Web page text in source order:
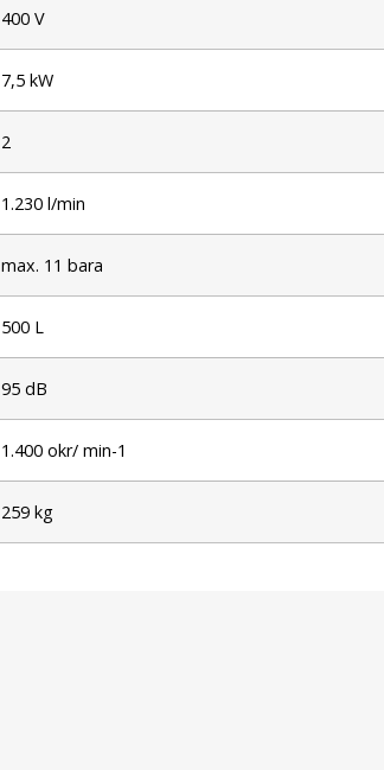
400 V
7,5 kW
2
1.230 l/min
max. 11 bara
500 L
95 dB
1.400 okr/ min-1
259 kg